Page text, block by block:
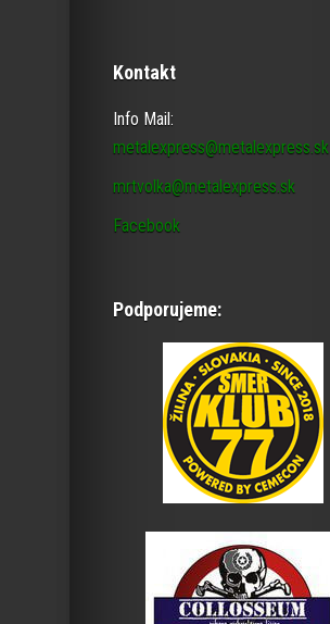
Kontakt
Info Mail:
metalexpress@metalexpress.sk
mrtvolka@metalexpress.sk
Facebook
Podporujeme: